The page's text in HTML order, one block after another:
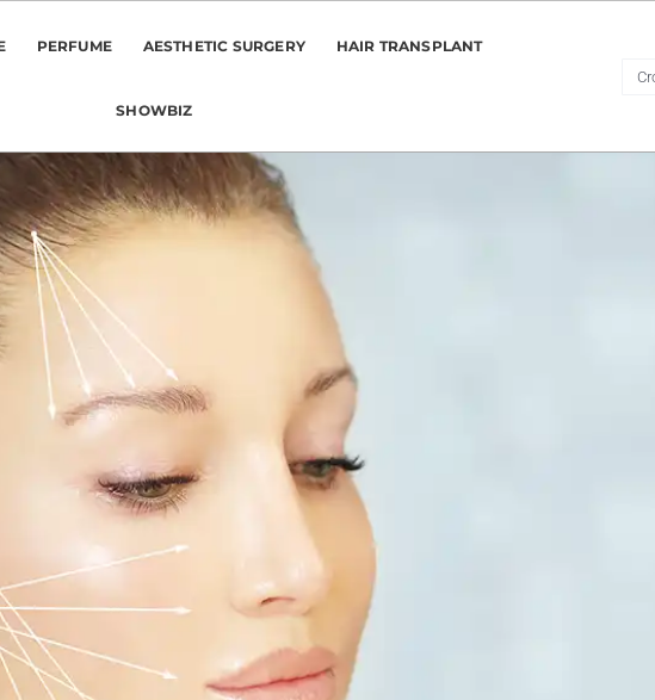
PERFUME AESTHETIC SURGERY HAIR TRANSPLANT
SHOWBIZ